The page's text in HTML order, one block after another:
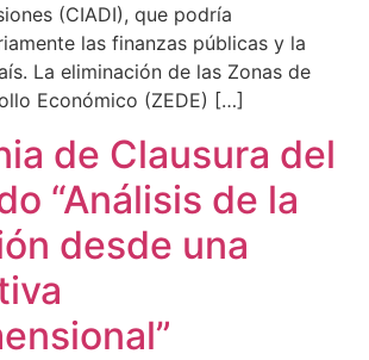
(CIADI), que podría
las finanzas públicas y la
La eliminación de las Zonas de
Económico (ZEDE) […]
de Clausura del
“Análisis de la
desde una